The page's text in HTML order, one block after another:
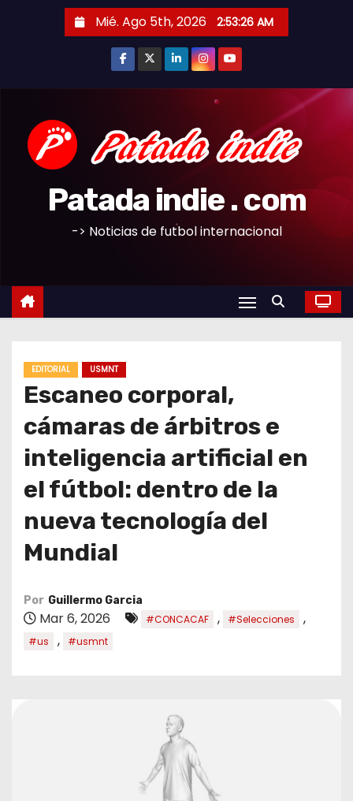
i
Mié. Ago 5th, 2026 2:53:27 AM
Patada indie . com
-> Noticias de futbol internacional
EDITORIAL USMNT
Escaneo corporal,
cámaras de árbitros e
inteligencia artificial en
el fútbol: dentro de la
nueva tecnología del
Mundial
Por Guillermo Garcia
Mar 6, 2026 #CONCACAF , #Selecciones ,
#us , #usmnt